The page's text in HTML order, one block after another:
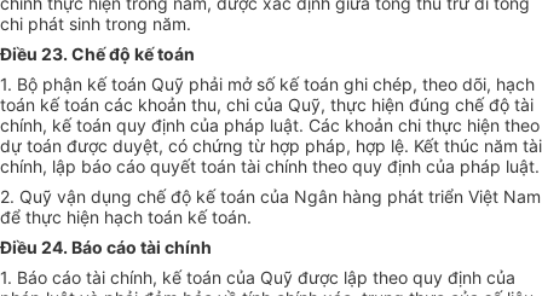
chi phát sinh trong năm.
Điều 23. Chế độ kế toán
1. Bộ phận kế toán Quỹ phải mở số kế toán ghi chép, theo dõi, hạch
toán kế toán các khoản thu, chi của Quỹ, thực hiện đúng chế độ tài
chính, kế toán quy định của pháp luật. Các khoản chi thực hiện theo
dự toán được duyệt, có chứng từ hợp pháp, hợp lệ. Kết thúc năm tài
chính, lập báo cáo quyết toán tài chính theo quy định của pháp luật.
2. Quỹ vận dụng chế độ kế toán của Ngân hàng phát triển Việt Nam
để thực hiện hạch toán kế toán.
Điều 24. Báo cáo tài chính
1. Báo cáo tài chính, kế toán của Quỹ được lập theo quy định của